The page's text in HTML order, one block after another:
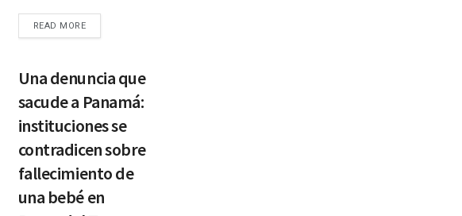
READ MORE
Una denuncia que
sacude a Panamá:
instituciones se
contradicen sobre
fallecimiento de
una bebé en